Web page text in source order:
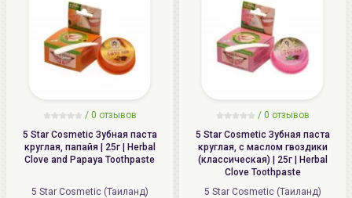
/ 0 отзывов
5 Star Cosmetic Зубная паста
круглая, папайя | 25г | Herbal
Clove and Papaya Toothpaste
5 Star Cosmetic (Таиланд)
/ 0 отзывов
5 Star Cosmetic Зубная паста
круглая, с маслом гвоздики
(классическая) | 25г | Herbal
Clove Toothpaste
5 Star Cosmetic (Таиланд)